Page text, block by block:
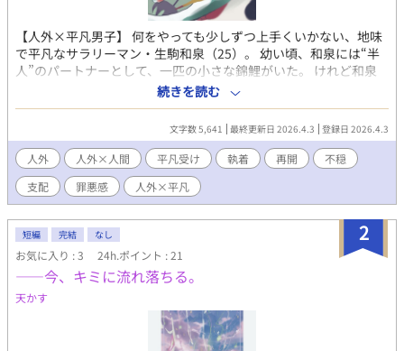
【人外×平凡男子】 何をやっても少しずつ上手くいかない、地味
で平凡なサラリーマン・生駒和泉（25）。 幼い頃、和泉には“半
人”のパートナーとして、一匹の小さな錦鯉がいた。 けれど和泉
は、「自分なんかが育てれば不幸にする」と怯え、 その子を誰に
も言わず川へ捨ててしまう。 ――そして大人になったある日。 和
泉の前に現れたのは、 危うい雰囲気を纏った、美しく不穏な一人
の男だった。 「久しぶりやなぁ、和泉。やっと見つけた。」 それ
は、あの日捨てたはずの魚。 龍となって、和泉に会いに帰ってき
た“錦”だった。 優しく、甘く、穏やかに。 けれど確実に逃げ道を
塞いでくる彼に、 和泉は罪悪感ごと絡め取られていく。 これは、
捨てたはずの過去に、優しく飼い直される話。 ※R15 2話にて、
接触を伴う不穏・執着表現を含みます。 ▼同世界線シリーズ 本作
は、 • 『キミが、僕を選ぶまで』 • 『キミが、僕を喰らうまで』 •
『――今、君に流れ落ちる』 と同じ**“半人シリーズ”世界線**の
お話です。 本作単体でも読めますが、 人外×平凡男子／執着・不
穏・少し歪んだ関係性がお好きな方は、 他作品もあわせて楽しん
でいただけると嬉しいです。
続きを読む
文字数 5,641 最終更新日 2026.4.3 登録日 2026.4.3
人外 人外×人間 平凡受け 執着 再開
不穏
支配
罪悪感 人外×平凡
2
短編 完結 なし
お気に入り : 3 24h.ポイント : 21
——今、キミに流れ落ちる。
天かす